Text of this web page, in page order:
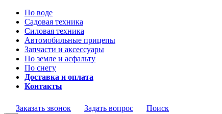
По воде
Садовая техника
Силовая техника
Автомобильные прицепы
Запчасти и аксессуары
По земле и асфальту
По снегу
Доставка и оплата
Контакты
Заказать звонок Задать вопрос Поиск